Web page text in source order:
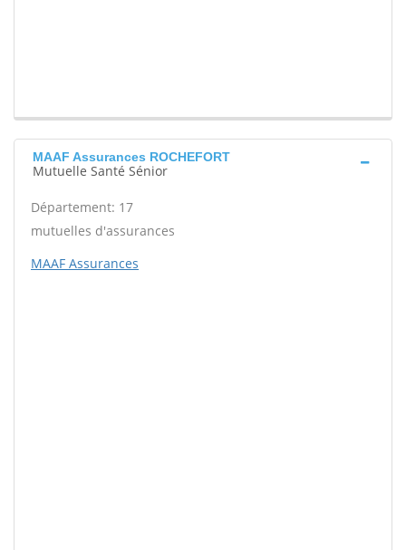
MAAF Assurances ROCHEFORT
Mutuelle Santé Sénior
Département: 17
mutuelles d'assurances
MAAF Assurances